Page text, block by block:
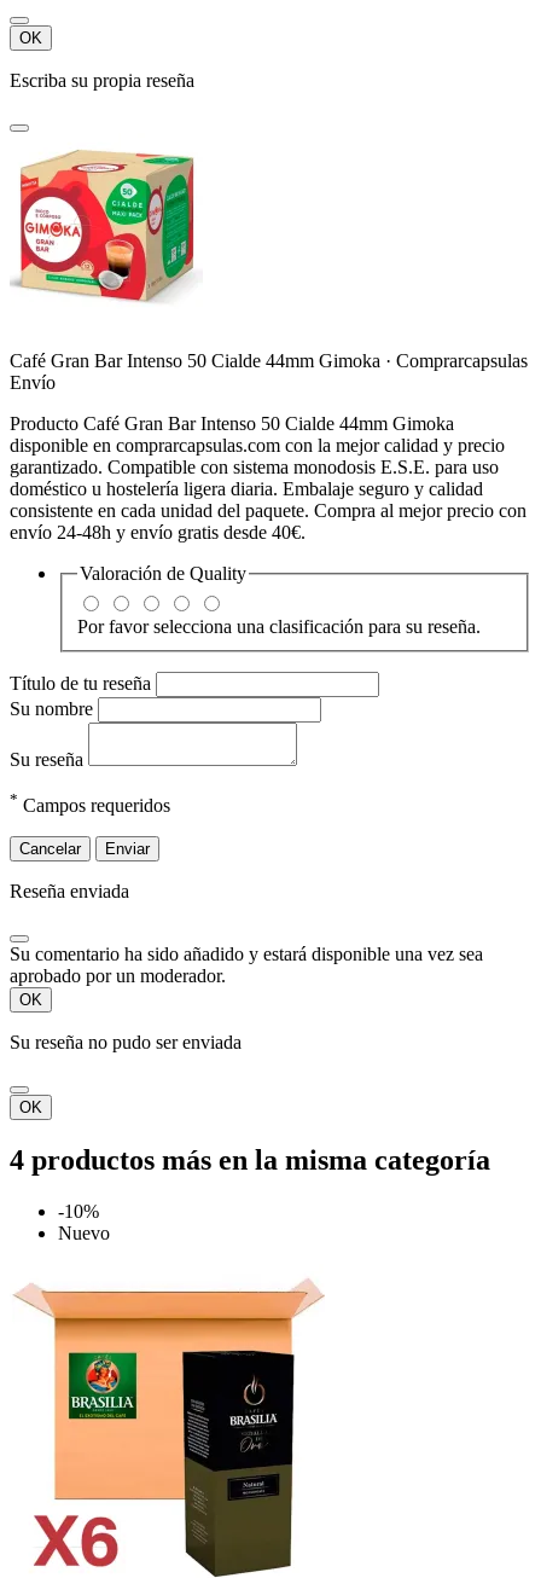
OK
Escriba su propia reseña
Café Gran Bar Intenso 50 Cialde 44mm Gimoka · Comprarcapsulas
Envío
Producto Café Gran Bar Intenso 50 Cialde 44mm Gimoka
disponible en comprarcapsulas.com con la mejor calidad y precio
garantizado. Compatible con sistema monodosis E.S.E. para uso
doméstico u hostelería ligera diaria. Embalaje seguro y calidad
consistente en cada unidad del paquete. Compra al mejor precio con
envío 24-48h y envío gratis desde 40€.
Valoración de Quality
Por favor selecciona una clasificación para su reseña.
Título de tu reseña
Su nombre
Su reseña
* Campos requeridos
Cancelar Enviar
Reseña enviada
Su comentario ha sido añadido y estará disponible una vez sea
aprobado por un moderador.
OK
Su reseña no pudo ser enviada
OK
4 productos más en la misma categoría
-10%
Nuevo